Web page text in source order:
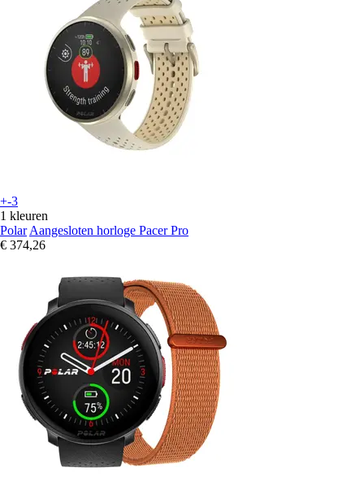
+-3
1 kleuren
Polar Aangesloten horloge Pacer Pro
€ 374,26